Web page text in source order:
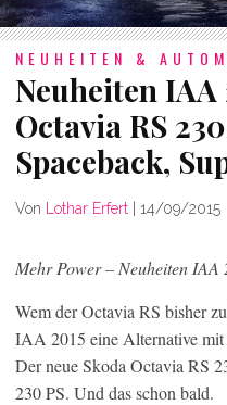
NEUHEITEN &
Neuheiten IAA
Octavia RS
Spaceback,
Von Lothar Erfert | 14/09/2015
Mehr Power – Neuheiten IAA
Wem der Octavia RS bisher
IAA 2015 eine Alternative mit
Der neue Skoda Octavia RS
230 PS. Und das schon bald.